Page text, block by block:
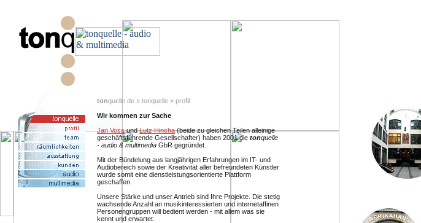
tonquelle.de » tonquelle » profil
Wir kommen zur Sache
Jan VossundLutz Hincha(beide zu gleichen Teilen alleinige
geschäftsführende Gesellschafter) haben 2001 die tonquelle
- audio & multimedia GbR gegründet.
Mit der Bündelung aus langjährigen Erfahrungen im IT- und
Audiobereich sowie der Kreativität aller befreundeten Künstler
wurde somit eine dienstleistungsorientierte Plattform
geschaffen.
Unsere Stärke und unser Antrieb sind Ihre Projekte. Die stetig
wachsende Anzahl an musikinteressierten und internetaffinen
Personengruppen will bedient werden - mit allem was sie
kennt und erwartet.